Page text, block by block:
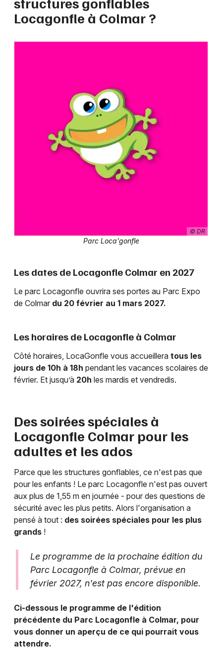
Locagonfle à Colmar ?
© DR
Parc Loca'gonfle
Les dates de Locagonfle Colmar en 2027
Le parc Locagonfle ouvrira ses portes au Parc Expo
de Colmar du 20 février au 1 mars 2027.
Les horaires de Locagonfle à Colmar
Côté horaires, LocaGonfle vous accueillera tous les
jours de 10h à 18h pendant les vacances scolaires de
février. Et jusqu’à 20h les mardis et vendredis.
Des soirées spéciales à
Locagonfle Colmar pour les
adultes et les ados
Parce que les structures gonflables, ce n'est pas que
pour les enfants ! Le parc Locagonfle n'est pas ouvert
aux plus de 1,55 m en journée - pour des questions de
sécurité avec les plus petits. Alors l'organisation a
pensé à tout : des soirées spéciales pour les plus
grands !
Le programme de la prochaine édition du
Parc Locagonfle à Colmar, prévue en
février 2027, n'est pas encore disponible.
Ci-dessous le programme de l'édition
précédente du Parc Locagonfle à Colmar, pour
vous donner un aperçu de ce qui pourrait vous
attendre.